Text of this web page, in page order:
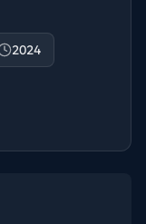
2024